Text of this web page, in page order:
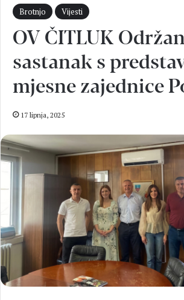
Brotnjo Vijesti
OV ČITLUK
sastanak s
mjesne zajednice
17 lipnja, 2025